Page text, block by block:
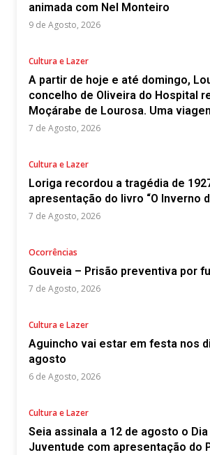
animada com Nel Monteiro
9 de Agosto, 2026
Cultura e Lazer
A partir de hoje e até domingo,
concelho de Oliveira do Hospital
Moçárabe de Lourosa. Uma
7 de Agosto, 2026
Cultura e Lazer
Loriga recordou a tragédia de
apresentação do livro “O Inverno
7 de Agosto, 2026
Ocorrências
Gouveia – Prisão preventiva por
7 de Agosto, 2026
Cultura e Lazer
Aguincho vai estar em festa nos
agosto
6 de Agosto, 2026
Cultura e Lazer
Seia assinala a 12 de agosto o
Juventude com apresentação do